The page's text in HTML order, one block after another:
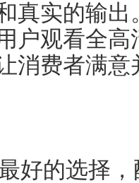
真实的输
户观看全
消费者满
好的选择